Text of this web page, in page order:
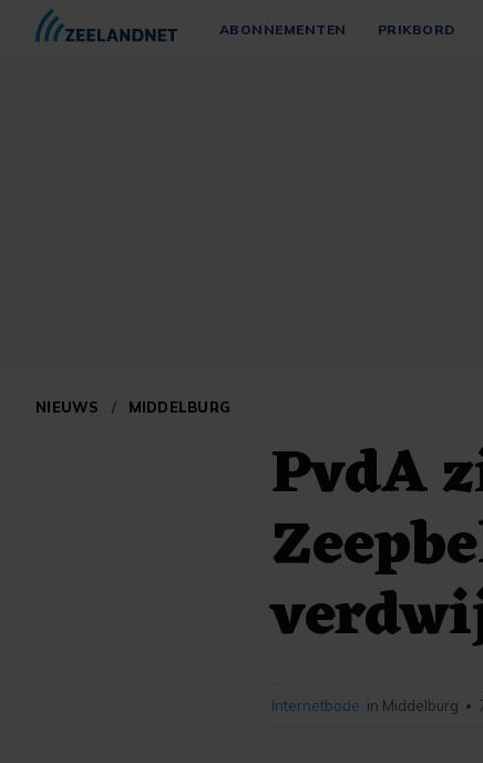
ABONNEMENTEN PRIKBORD
NIEUWS / MIDDELBURG
PvdA
Internetbode in Middelburg •